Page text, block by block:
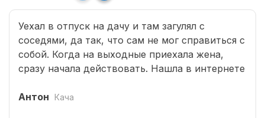
Уехал в отпуск на дачу и там загулял с
соседями, да так, что сам не мог справиться с
собой. Когда на выходные приехала жена,
сразу начала действовать. Нашла в интернете
наркологу. Врач приехал быстро, через пару
Антон Кача